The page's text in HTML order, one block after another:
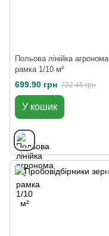
Польова лінійка
рамка 1/10 м²
699.90 грн 722.46 грн
У кошик